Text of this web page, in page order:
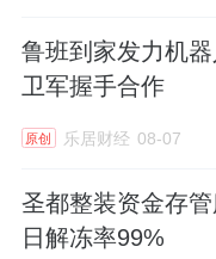
鲁班到家发力机
卫军握手合作
原创 乐居财经 08-07
圣都整装资金存
日解冻率99%